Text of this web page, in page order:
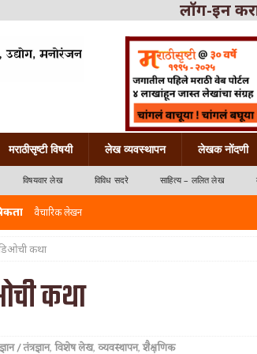
लॉग-इन
मराठीसृष्टी विषयी लेख व्यवस्थापन लेखक नोंदणी
विषयवार लेख विविध सदरे साहित्य – ललित लेख
वैचारिक लेखन
वात्रटिका
कविता-गझल-चारोळी-वात्रटिका
कथा
कथा
/ तंत्रज्ञान,विशेष लेख,व्यवस्थापन,शैक्षणिक